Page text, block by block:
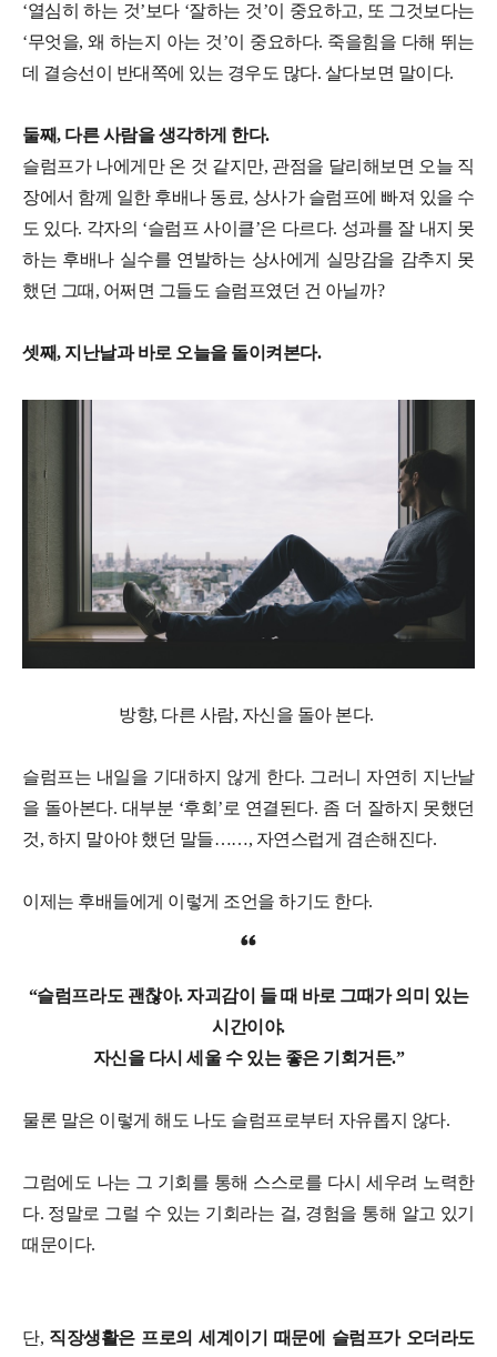
‘열심히 하는 것’보다 ‘잘하는 것’이 중요하고, 또 그것보다는
‘무엇을, 왜 하는지 아는 것’이 중요하다. 죽을힘을 다해 뛰는
데 결승선이 반대쪽에 있는 경우도 많다. 살다보면 말이다.
둘째, 다른 사람을 생각하게 한다.
슬럼프가 나에게만 온 것 같지만, 관점을 달리해보면 오늘 직
장에서 함께 일한 후배나 동료, 상사가 슬럼프에 빠져 있을 수
도 있다. 각자의 ‘슬럼프 사이클’은 다르다. 성과를 잘 내지 못
하는 후배나 실수를 연발하는 상사에게 실망감을 감추지 못
했던 그때, 어쩌면 그들도 슬럼프였던 건 아닐까?
셋째, 지난날과 바로 오늘을 돌이켜본다.
방향, 다른 사람, 자신을 돌아 본다.
슬럼프는 내일을 기대하지 않게 한다. 그러니 자연히 지난날
을 돌아본다. 대부분 ‘후회’로 연결된다. 좀 더 잘하지 못했던
것, 하지 말아야 했던 말들……, 자연스럽게 겸손해진다.
이제는 후배들에게 이렇게 조언을 하기도 한다.
“슬럼프라도 괜찮아. 자괴감이 들 때 바로 그때가 의미 있는
시간이야.
자신을 다시 세울 수 있는 좋은 기회거든.”
물론 말은 이렇게 해도 나도 슬럼프로부터 자유롭지 않다.
그럼에도 나는 그 기회를 통해 스스로를 다시 세우려 노력한
다. 정말로 그럴 수 있는 기회라는 걸, 경험을 통해 알고 있기
때문이다.
단, 직장생활은 프로의 세계이기 때문에 슬럼프가 오더라도